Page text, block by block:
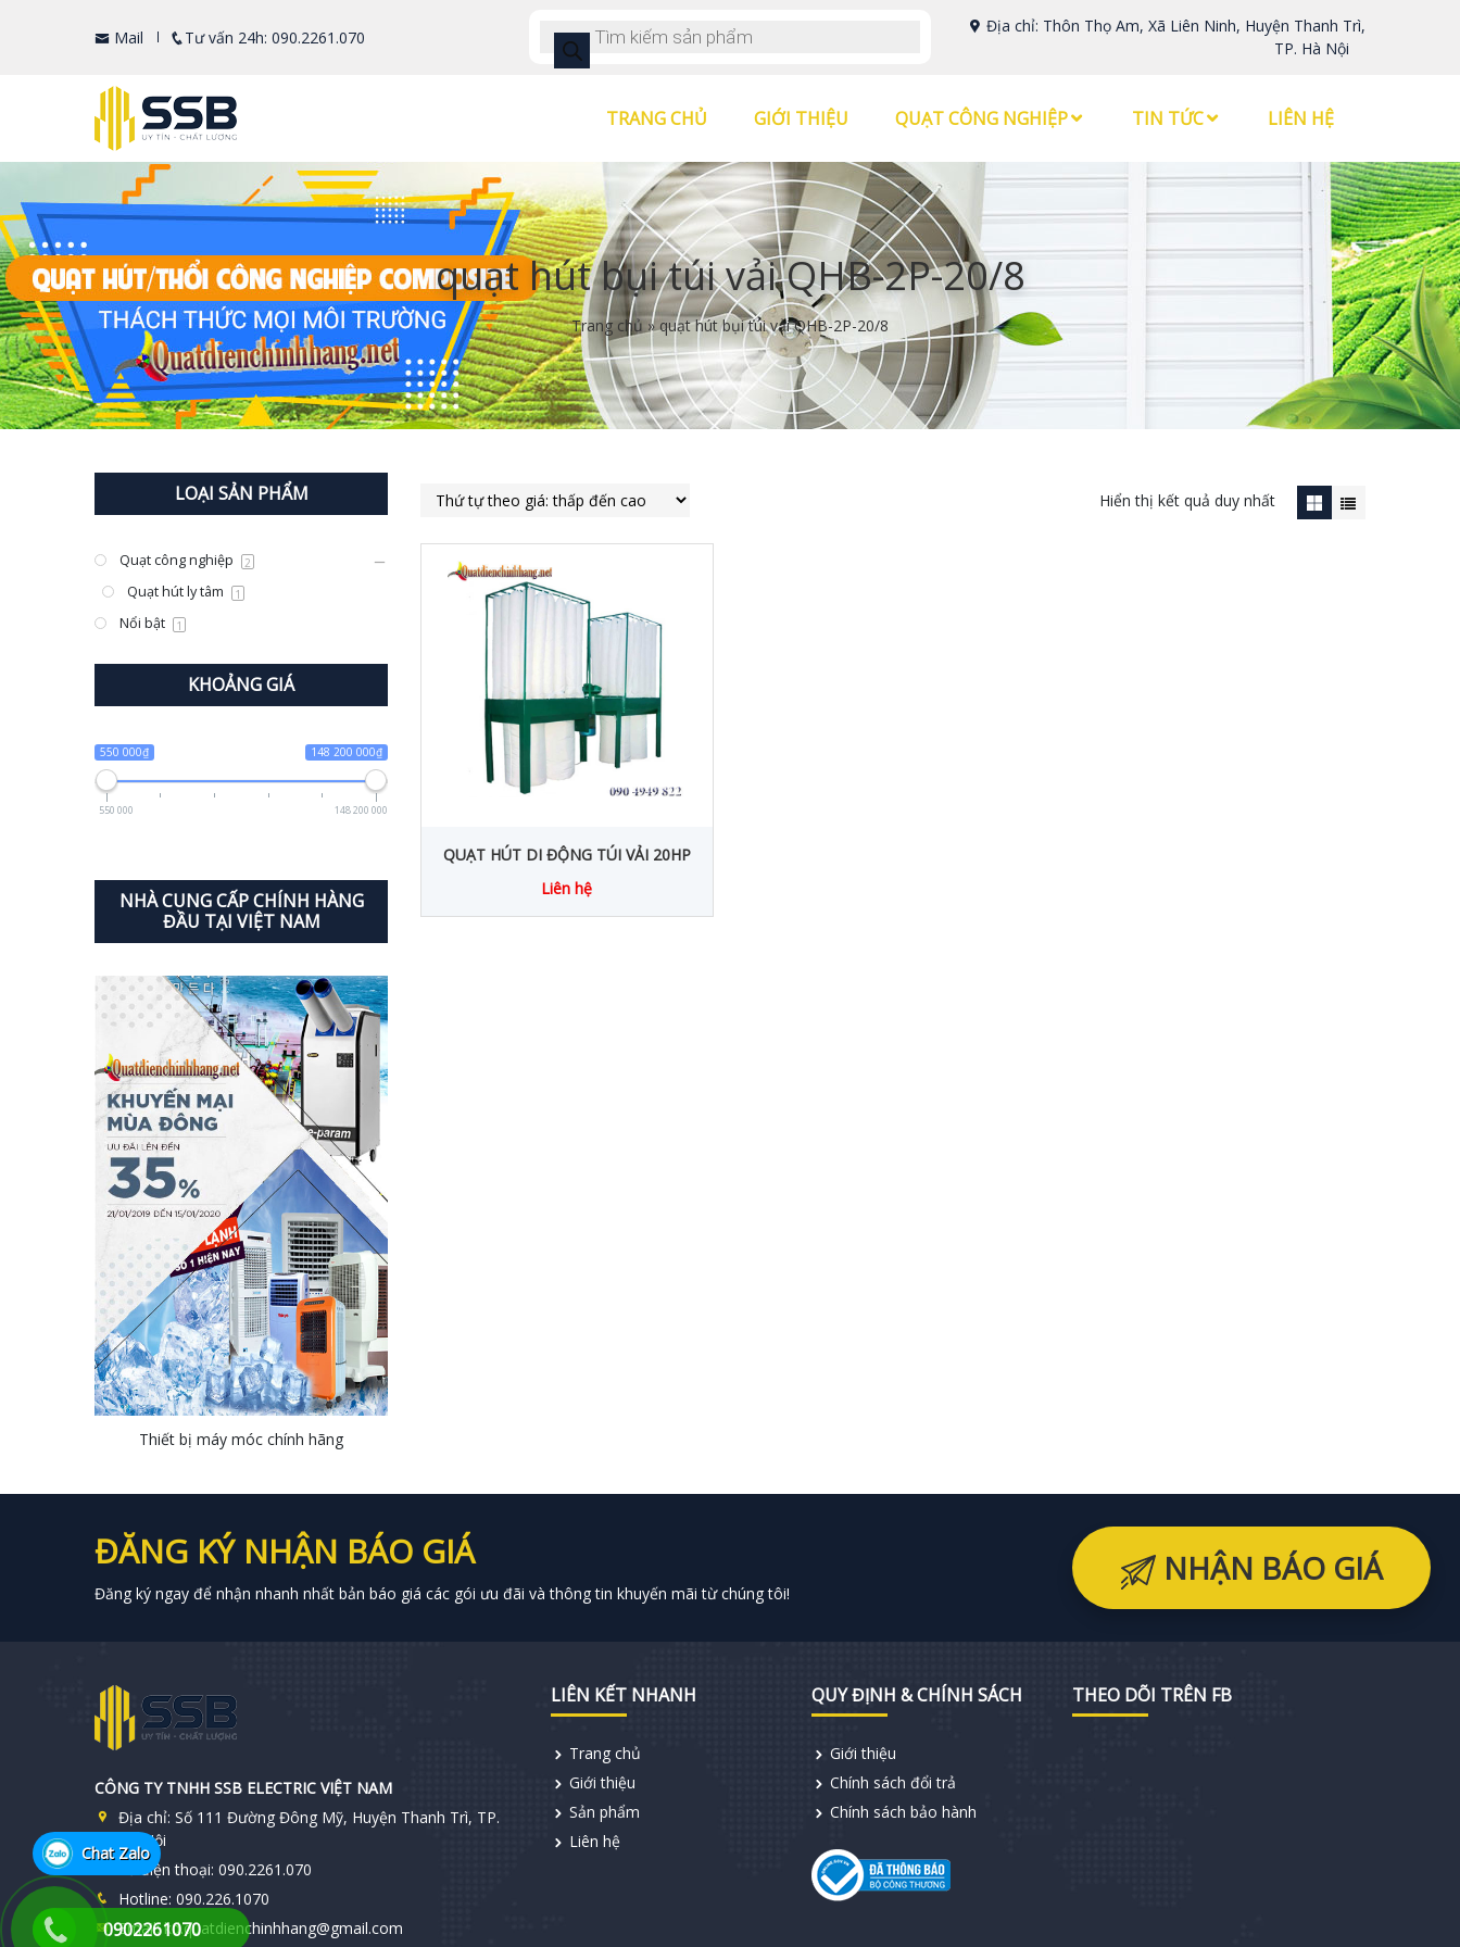
Mail Tư vấn 24h: 090.2261.070
Địa chỉ: Thôn Thọ Am, Xã Liên Ninh, Huyện Thanh Trì,
TP. Hà Nội
TRANG CHỦ GIỚI THIỆU QUẠT CÔNG NGHIỆP TIN TỨC LIÊN HỆ
quạt hút bụi túi vải QHB-2P-20/8
Trang chủ»quạt hút bụi túi vải QHB-2P-20/8
Hiển thị kết quả duy nhất
QUẠT HÚT DI ĐỘNG TÚI VẢI 20HP
Liên hệ
LOẠI SẢN PHẨM
Quạt công nghiệp 2
Quạt hút ly tâm 1
Nổi bật 1
KHOẢNG GIÁ
550 000₫ 148 200 000₫
550 000 148 200 000
NHÀ CUNG CẤP CHÍNH HÀNG
ĐẦU TẠI VIỆT NAM
Thiết bị máy móc chính hãng
ĐĂNG KÝ NHẬN BÁO GIÁ
Đăng ký ngay để nhận nhanh nhất bản báo giá các gói ưu đãi và thông tin khuyến mãi từ chúng tôi!
NHẬN BÁO GIÁ
CÔNG TY TNHH SSB ELECTRIC VIỆT NAM
Địa chỉ: Số 111 Đường Đông Mỹ, Huyện Thanh Trì, TP.
Hà Nội
Số điện thoại: 090.2261.070
Hotline: 090.226.1070
Email:kd.quatdienchinhhang@gmail.com
LIÊN KẾT NHANH
Trang chủ
Giới thiệu
Sản phẩm
Liên hệ
QUY ĐỊNH & CHÍNH SÁCH
Giới thiệu
Chính sách đổi trả
Chính sách bảo hành
THEO DÕI TRÊN FB
0902261070
Chat Zalo